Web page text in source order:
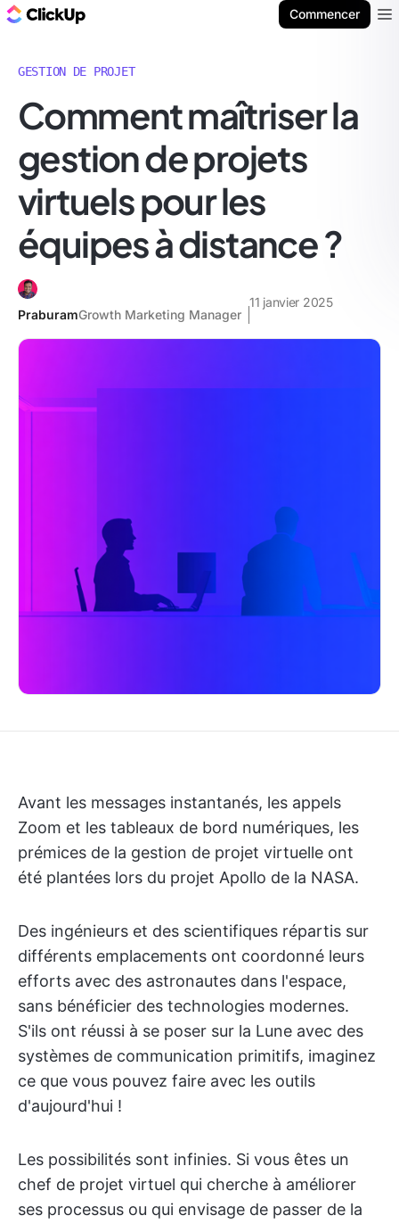
Commencer
GESTION DE PROJET
Comment maîtriser la
gestion de projets
virtuels pour les
équipes à distance ?
PraburamGrowth Marketing Manager
11 janvier 2025
Avant les messages instantanés, les appels
Zoom et les tableaux de bord numériques, les
prémices de la gestion de projet virtuelle ont
été plantées lors du projet Apollo de la NASA.
Des ingénieurs et des scientifiques répartis sur
différents emplacements ont coordonné leurs
efforts avec des astronautes dans l'espace,
sans bénéficier des technologies modernes.
S'ils ont réussi à se poser sur la Lune avec des
systèmes de communication primitifs, imaginez
ce que vous pouvez faire avec les outils
d'aujourd'hui !
Les possibilités sont infinies. Si vous êtes un
chef de projet virtuel qui cherche à améliorer
ses processus ou qui envisage de passer de la